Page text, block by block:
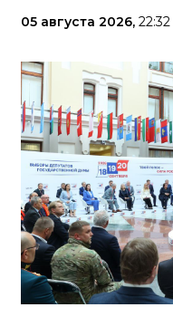
05 августа 2026, 22:32